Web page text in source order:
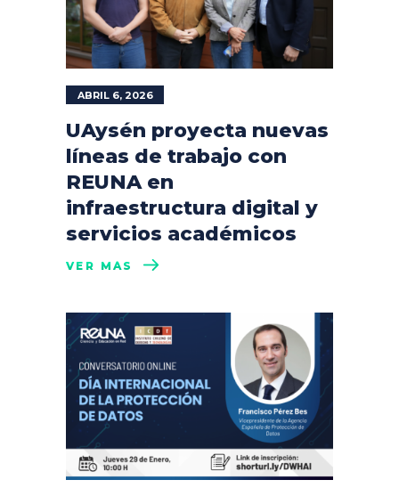
ABRIL 6, 2026
UAysén proyecta nuevas
líneas de trabajo con
REUNA en
infraestructura digital y
servicios académicos
VER MÁS